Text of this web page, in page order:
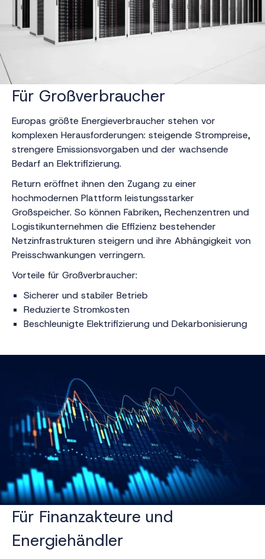
Für Großverbraucher
Europas größte Energieverbraucher stehen vor
komplexen Herausforderungen: steigende Strompreise,
strengere Emissionsvorgaben und der wachsende
Bedarf an Elektrifizierung.
Return eröffnet ihnen den Zugang zu einer
hochmodernen Plattform leistungsstarker
Großspeicher. So können Fabriken, Rechenzentren und
Logistikunternehmen die Effizienz bestehender
Netzinfrastrukturen steigern und ihre Abhängigkeit von
Preisschwankungen verringern.
Vorteile für Großverbraucher:
Sicherer und stabiler Betrieb
Reduzierte Stromkosten
Beschleunigte Elektrifizierung und Dekarbonisierung
Für Finanzakteure und
Energiehändler